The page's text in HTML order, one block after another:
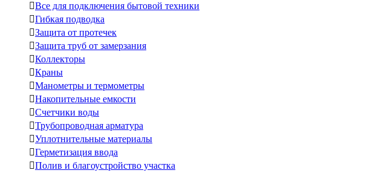
Все для подключения бытовой техники
Гибкая подводка
Защита от протечек
Защита труб от замерзания
Коллекторы
Краны
Манометры и термометры
Накопительные емкости
Счетчики воды
Трубопроводная арматура
Уплотнительные материалы
Герметизация ввода
Полив и благоустройство участка